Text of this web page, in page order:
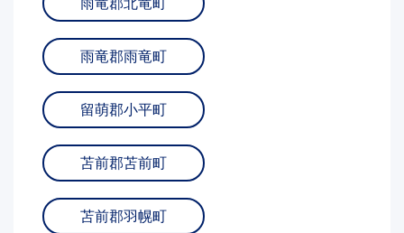
雨竜郡北竜町
雨竜郡雨竜町
留萌郡小平町
苫前郡苫前町
苫前郡羽幌町